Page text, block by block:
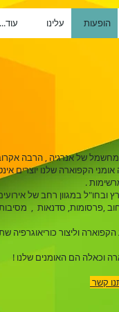
הופעות עלינו עוד...
של אנרגיה , הרבה
אומני הקפוארה שלנו
.
ובחו"ל במגוון רחב של
,פרסומות, סדנאות , מסיבות
וליצור כוריאוגרפיה
וכאלה הם האומנים שלנו !
קשר